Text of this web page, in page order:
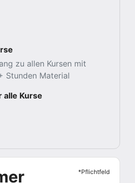
zu allen Kursen mit
Stunden Material
alle Kurse
*Pflichtfeld